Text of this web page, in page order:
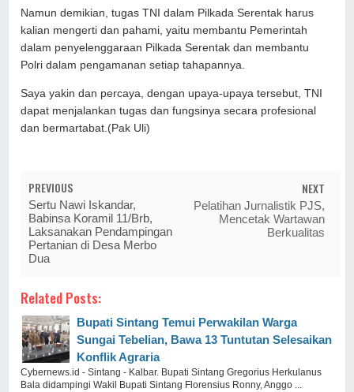
Namun demikian, tugas TNI dalam Pilkada Serentak harus
kalian mengerti dan pahami, yaitu membantu Pemerintah
dalam penyelenggaraan Pilkada Serentak dan membantu
Polri dalam pengamanan setiap tahapannya.
Saya yakin dan percaya, dengan upaya-upaya tersebut, TNI
dapat menjalankan tugas dan fungsinya secara profesional
dan bermartabat.(Pak Uli)
PREVIOUS
Sertu Nawi Iskandar,
Babinsa Koramil 11/Brb,
Laksanakan Pendampingan
Pertanian di Desa Merbo
Dua
NEXT
Pelatihan Jurnalistik PJS,
Mencetak Wartawan
Berkualitas
Related Posts:
Bupati Sintang Temui Perwakilan Warga
Sungai Tebelian, Bawa 13 Tuntutan Selesaikan
Konflik Agraria
Cybernews.id - Sintang - Kalbar. Bupati Sintang Gregorius Herkulanus
Bala didampingi Wakil Bupati Sintang Florensius Ronny, Anggo ...